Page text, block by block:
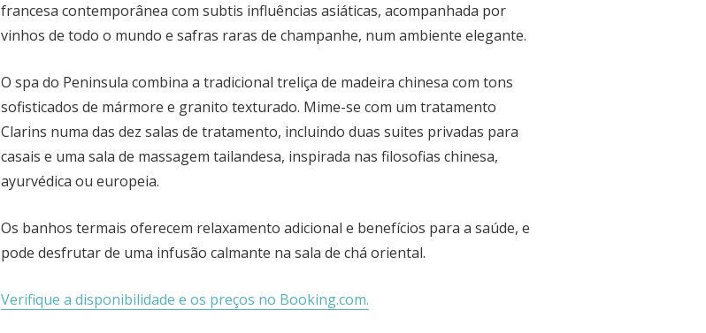
francesa contemporânea com subtis influências asiáticas, acompanhada por
vinhos de todo o mundo e safras raras de champanhe, num ambiente elegante.
O spa do Peninsula combina a tradicional treliça de madeira chinesa com tons
sofisticados de mármore e granito texturado. Mime-se com um tratamento
Clarins numa das dez salas de tratamento, incluindo duas suites privadas para
casais e uma sala de massagem tailandesa, inspirada nas filosofias chinesa,
ayurvédica ou europeia.
Os banhos termais oferecem relaxamento adicional e benefícios para a saúde, e
pode desfrutar de uma infusão calmante na sala de chá oriental.
Verifique a disponibilidade e os preços no Booking.com.